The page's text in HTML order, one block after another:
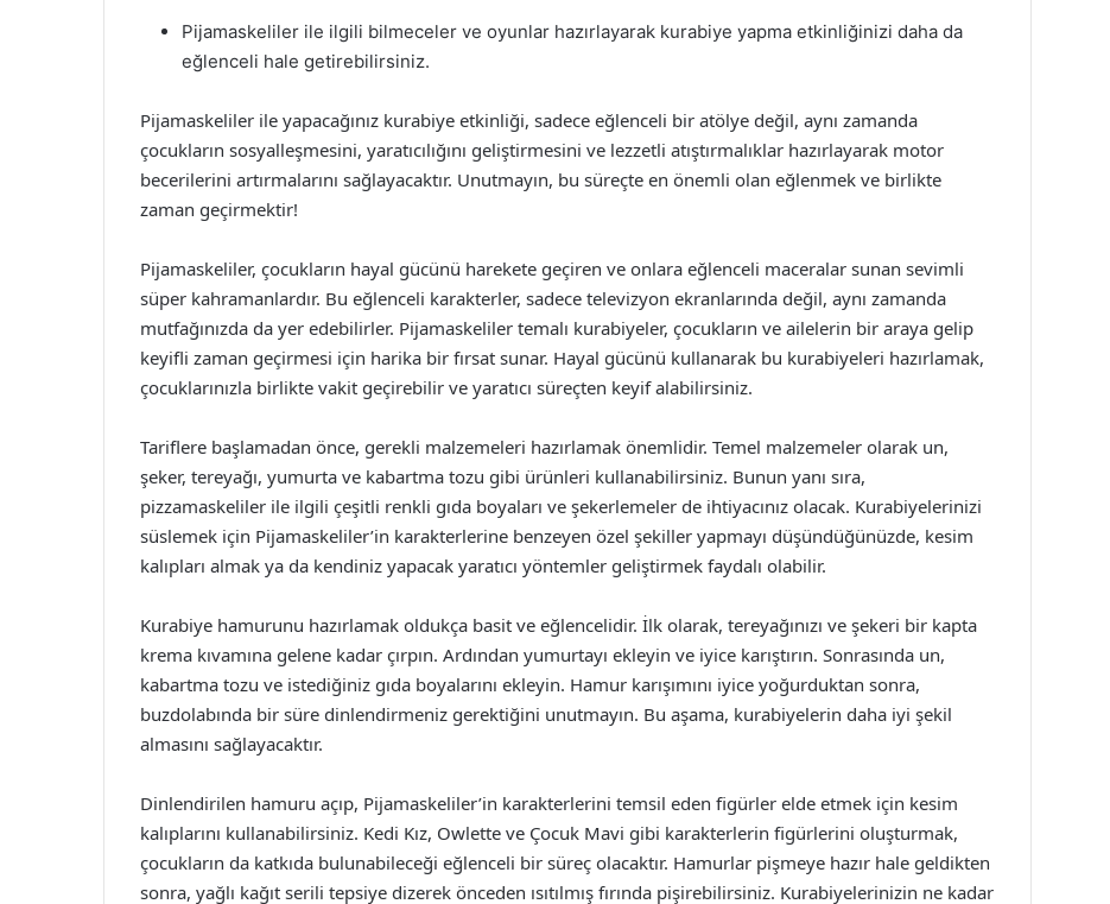
Pijamaskeliler ile ilgili bilmeceler ve oyunlar hazırlayarak kurabiye yapma etkinliğinizi daha da
eğlenceli hale getirebilirsiniz.
Pijamaskeliler ile yapacağınız kurabiye etkinliği, sadece eğlenceli bir atölye değil, aynı zamanda
çocukların sosyalleşmesini, yaratıcılığını geliştirmesini ve lezzetli atıştırmalıklar hazırlayarak motor
becerilerini artırmalarını sağlayacaktır. Unutmayın, bu süreçte en önemli olan eğlenmek ve birlikte
zaman geçirmektir!
Pijamaskeliler, çocukların hayal gücünü harekete geçiren ve onlara eğlenceli maceralar sunan sevimli
süper kahramanlardır. Bu eğlenceli karakterler, sadece televizyon ekranlarında değil, aynı zamanda
mutfağınızda da yer edebilirler. Pijamaskeliler temalı kurabiyeler, çocukların ve ailelerin bir araya gelip
keyifli zaman geçirmesi için harika bir fırsat sunar. Hayal gücünü kullanarak bu kurabiyeleri hazırlamak,
çocuklarınızla birlikte vakit geçirebilir ve yaratıcı süreçten keyif alabilirsiniz.
Tariflere başlamadan önce, gerekli malzemeleri hazırlamak önemlidir. Temel malzemeler olarak un,
şeker, tereyağı, yumurta ve kabartma tozu gibi ürünleri kullanabilirsiniz. Bunun yanı sıra,
pizzamaskeliler ile ilgili çeşitli renkli gıda boyaları ve şekerlemeler de ihtiyacınız olacak. Kurabiyelerinizi
süslemek için Pijamaskeliler’in karakterlerine benzeyen özel şekiller yapmayı düşündüğünüzde, kesim
kalıpları almak ya da kendiniz yapacak yaratıcı yöntemler geliştirmek faydalı olabilir.
Kurabiye hamurunu hazırlamak oldukça basit ve eğlencelidir. İlk olarak, tereyağınızı ve şekeri bir kapta
krema kıvamına gelene kadar çırpın. Ardından yumurtayı ekleyin ve iyice karıştırın. Sonrasında un,
kabartma tozu ve istediğiniz gıda boyalarını ekleyin. Hamur karışımını iyice yoğurduktan sonra,
buzdolabında bir süre dinlendirmeniz gerektiğini unutmayın. Bu aşama, kurabiyelerin daha iyi şekil
almasını sağlayacaktır.
Dinlendirilen hamuru açıp, Pijamaskeliler’in karakterlerini temsil eden figürler elde etmek için kesim
kalıplarını kullanabilirsiniz. Kedi Kız, Owlette ve Çocuk Mavi gibi karakterlerin figürlerini oluşturmak,
çocukların da katkıda bulunabileceği eğlenceli bir süreç olacaktır. Hamurlar pişmeye hazır hale geldikten
sonra, yağlı kağıt serili tepsiye dizerek önceden ısıtılmış fırında pişirebilirsiniz. Kurabiyelerinizin ne kadar